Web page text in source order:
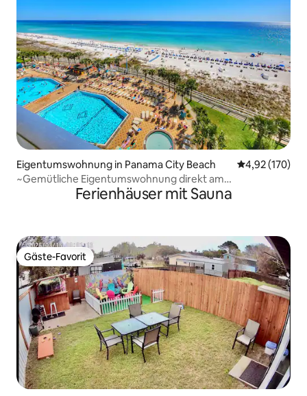
Eigentumswohnung in Panama City Beach
4,92 (170)
~Gemütliche Eigentumswohnung direkt am
Strand/Liegestuhl/Pools/Kamin
Ferienhäuser mit Sauna
Gäste-Favorit
Gäste-Favorit